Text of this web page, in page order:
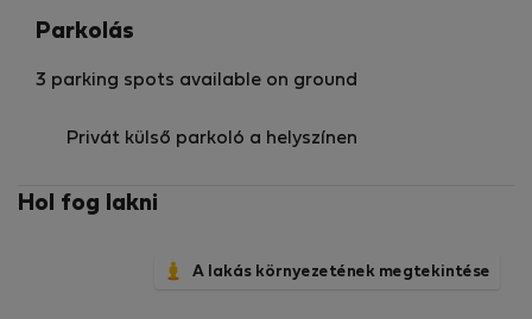
Parkolás
3 parking spots available on ground
Privát külső parkoló a helyszínen
Hol fog lakni
A lakás környezetének megtekintése